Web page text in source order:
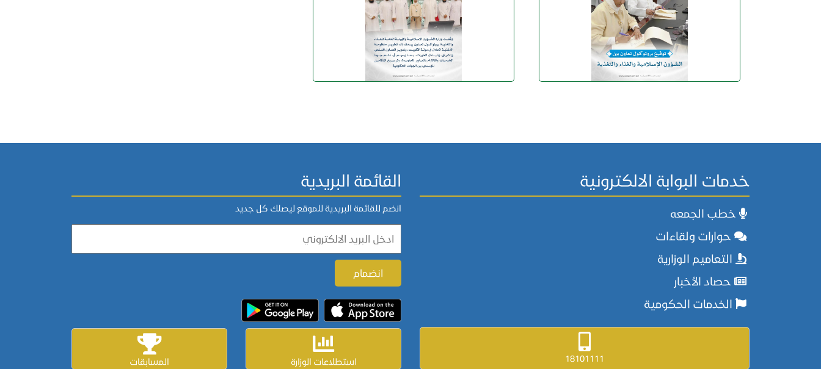
خدمات البوابة الالكترونية
خطب الجمعه
حوارات ولقاءات
التعاميم الوزارية
حصاد الأخبار
الخدمات الحكومية
18101111
القائمة البريدية
انضم للقائمة البريدية للموقع ليصلك كل جديد
استطلاعات الوزارة المسابقات